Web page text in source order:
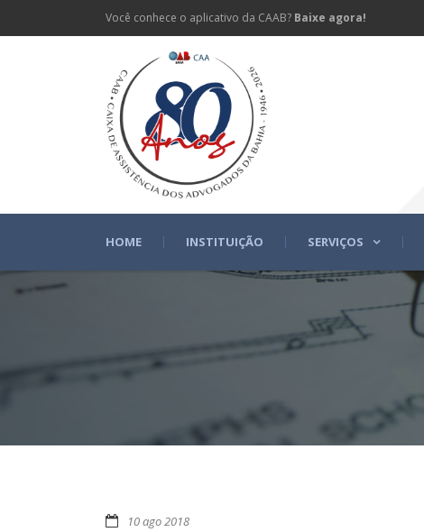
Você conhece o aplicativo da CAAB? Baixe agora!
HOME INSTITUIÇÃO SERVIÇOS
10 ago 2018